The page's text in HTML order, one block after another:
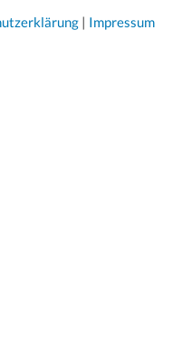
| Impressum